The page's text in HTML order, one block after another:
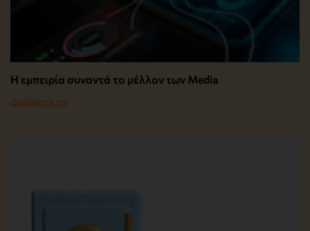
Η εμπειρία συναντά το μέλλον των Media
Διαβάστε το